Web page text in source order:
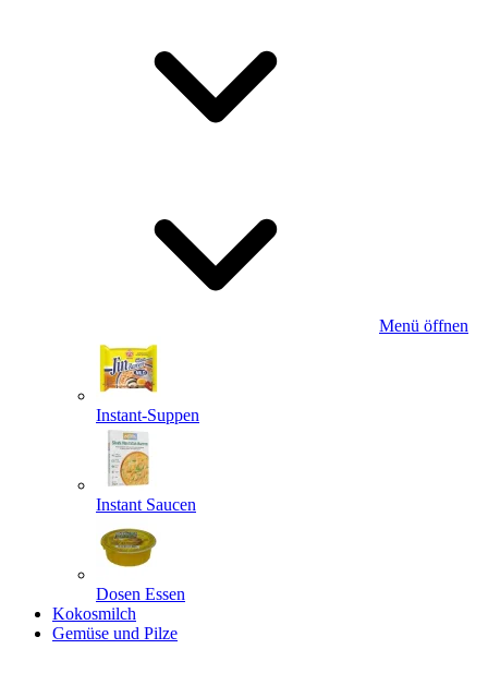
Menü öffnen
Instant-Suppen
Instant Saucen
Dosen Essen
Kokosmilch
Gemüse und Pilze